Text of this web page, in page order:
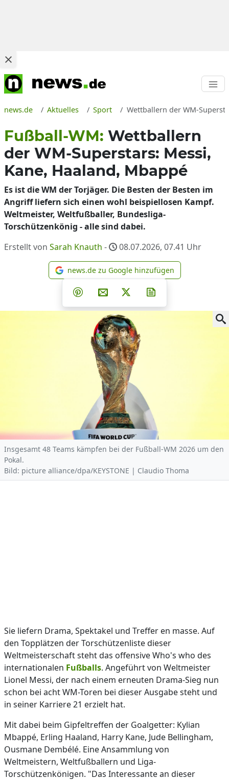
news.de Aktuelles Sport Wettballern der WM-
Fußball-WM: Wettballern
der WM-Superstars: Messi,
Kane, Haaland, Mbappé
Es ist die WM der Torjäger. Die Besten der Besten im
Angriff liefern sich einen wohl beispiellosen Kampf.
Weltmeister, Weltfußballer, Bundesliga-
Torschützenkönig - alle sind dabei.
Erstellt von Sarah Knauth - 08.07.2026, 07.41 Uhr
news.de zu Google
news.de zu Google hinzufügen
Teilen auf Facebook
Teilen auf Whatsapp
Teilen auf Telegram
Teilen auf Pinterest
Per E-Mail teilen
Post auf X
Insgesamt 48 Teams kämpfen bei der Fußball-WM 2026 um den
Pokal.
Bild: picture alliance/dpa/KEYSTONE | Claudio Thoma
Sie liefern Drama, Spektakel und Treffer en masse. Auf
den Topplätzen der Torschützenliste dieser
Weltmeisterschaft steht das offensive Who's who des
internationalen Fußballs. Angeführt von Weltmeister
Lionel Messi, der nach einem erneuten Drama-Sieg nun
schon bei acht WM-Toren bei dieser Ausgabe steht und
in seiner Karriere 21 erzielt hat.
Mit dabei beim Gipfeltreffen der Goalgetter: Kylian
Mbappé, Erling Haaland, Harry Kane, Jude Bellingham,
Ousmane Dembélé. Eine Ansammlung von
Weltmeistern, Weltfußballern und Liga-
Torschützenkönigen. "Das Interessante an dieser